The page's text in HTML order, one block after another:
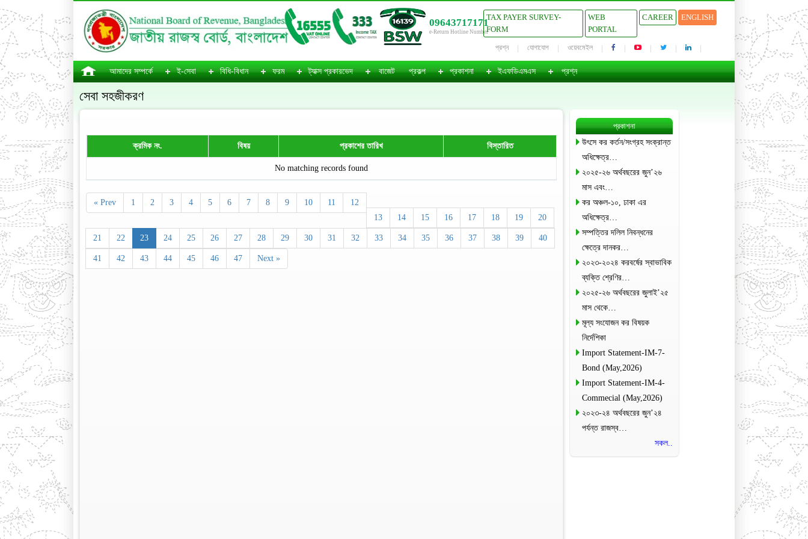
09643717171
e-Return Hotline Number
TAX PAYER SURVEY-
FORM
WEB
PORTAL
CAREER ENGLISH
প্রশ্ন যোগাযোগ ওয়েবমেইল
আমাদের সম্পর্কে ই-সেবা বিধি-বিধান ফরম ট্যাক্স প্রকারভেদ বাজেট প্রকল্প প্রকাশনা ইএফডিএমএস প্রশ্ন
সেবা সহজীকরণ
ক্রমিক নং. বিষয় প্রকাশের তারিখ বিস্তারিত
No matching records found
« Prev 1 2 3 4 5 6 7 8 9 10 11
12
13
14 15 16 17 18 19 20
21 22 23 24 25 26 27 28 29 30 31 32 33 34 35 36 37 38 39 40
41 42 43 44 45 46 47 Next »
প্রকাশনা
উৎসে কর কর্তন/সংগ্রহ সংক্রান্ত
অধিক্ষেত্র…
২০২৫-২৬ অর্থবছরের জুন’২৬
মাস এবং…
কর অঞ্চল-১০, ঢাকা এর
অধিক্ষেত্র…
সম্পত্তির দলিল নিবন্ধনের
ক্ষেত্রে দানকর…
২০২৩-২০২৪ করবর্ষের স্বাভাবিক
ব্যক্তি শ্রেণির…
২০২৫-২৬ অর্থবছরের জুলাই’২৫
মাস থেকে…
মূল্য সংযোজন কর বিষয়ক
নির্দেশিকা
Import Statement-IM-7-
Bond (May,2026)
Import Statement-IM-4-
Commecial (May,2026)
২০২৩-২৪ অর্থবছরের জুন’২৪
পর্যন্ত রাজস্ব…
সকল..